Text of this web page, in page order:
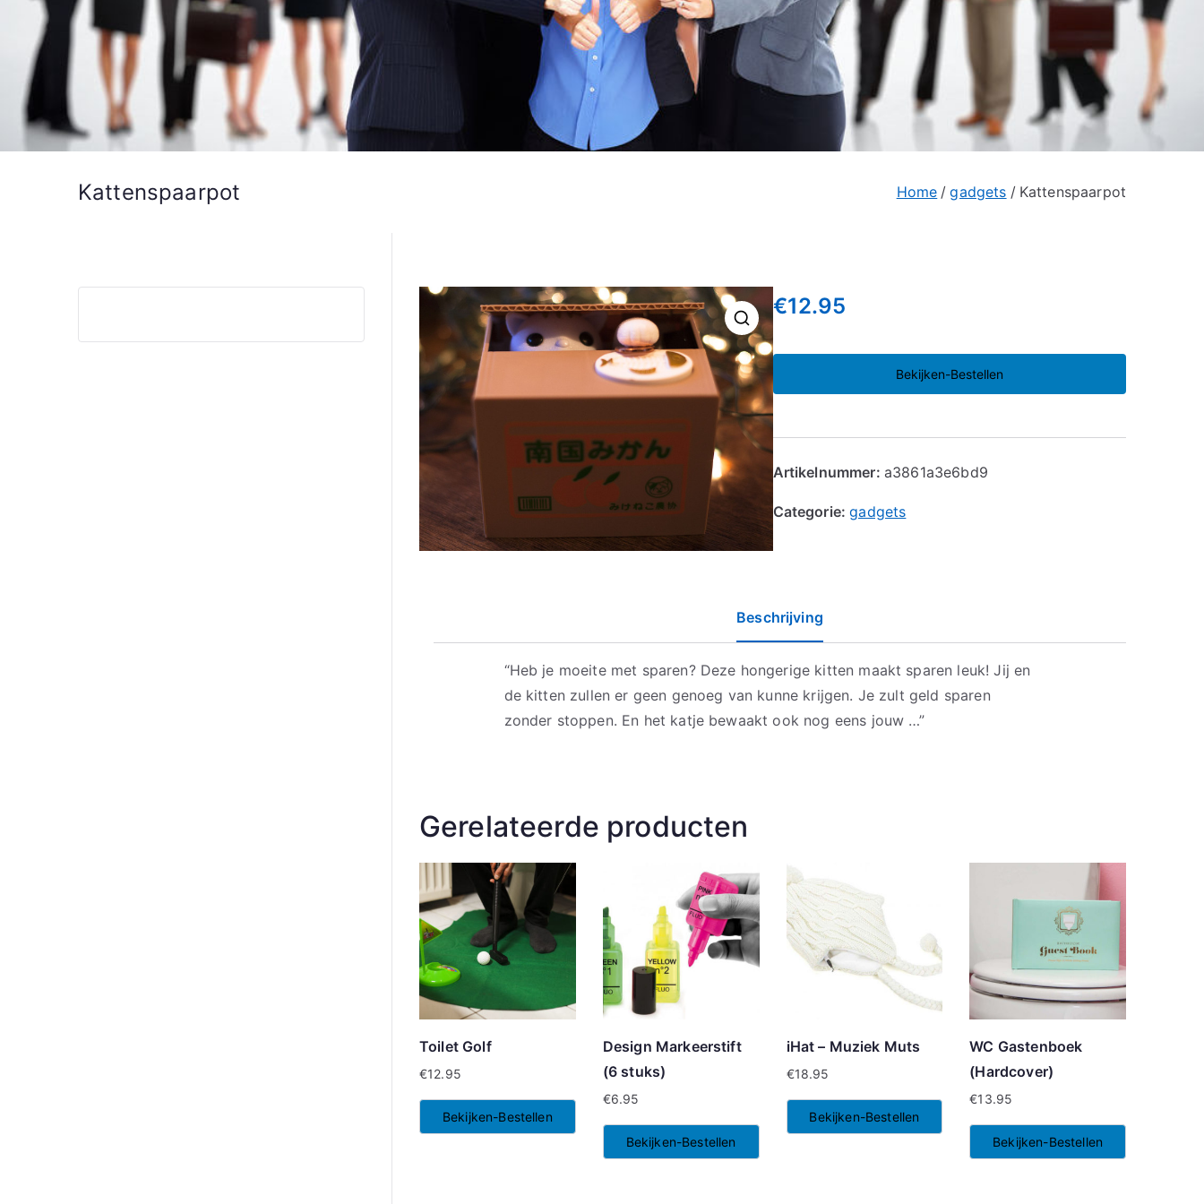
Kattenspaarpot Home gadgets Kattenspaarpot
🔍
€12.95
Bekijken-Bestellen
Artikelnummer: a3861a3e6bd9
Categorie:gadgets
Beschrijving
“Heb je moeite met sparen? Deze hongerige kitten maakt sparen leuk! Jij en
de kitten zullen er geen genoeg van kunne krijgen. Je zult geld sparen
zonder stoppen. En het katje bewaakt ook nog eens jouw …”
Gerelateerde producten
Toilet Golf
€12.95
Bekijken-Bestellen
Design Markeerstift
(6 stuks)
€6.95
Bekijken-Bestellen
iHat – Muziek Muts
€18.95
Bekijken-Bestellen
WC Gastenboek
(Hardcover)
€13.95
Bekijken-Bestellen